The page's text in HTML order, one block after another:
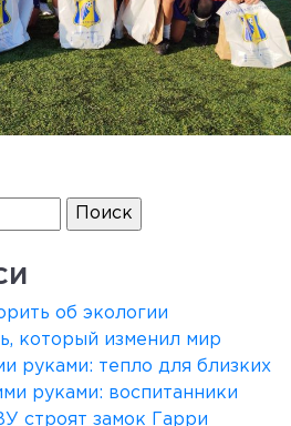
об экологии
который изменил мир
руками: тепло для близких
руками: воспитанники
строят замок Гарри